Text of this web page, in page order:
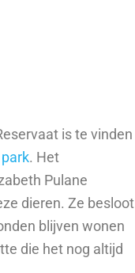
is te vinden
. Het
Pulane
dieren. Ze besloot
blijven wonen
die het nog altijd